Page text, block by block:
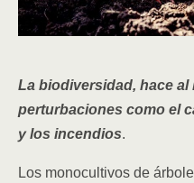
La biodiversidad, hace
perturbaciones como el
y los incendios.
Los monocultivos de